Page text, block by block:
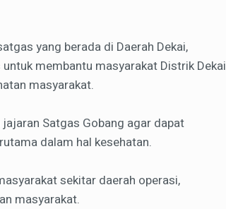
yang berada di Daerah Dekai,
membantu masyarakat Distrik Dekai
masyarakat.
Satgas Gobang agar dapat
dalam hal kesehatan.
sekitar daerah operasi,
masyarakat.